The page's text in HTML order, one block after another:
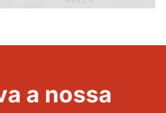
a nossa